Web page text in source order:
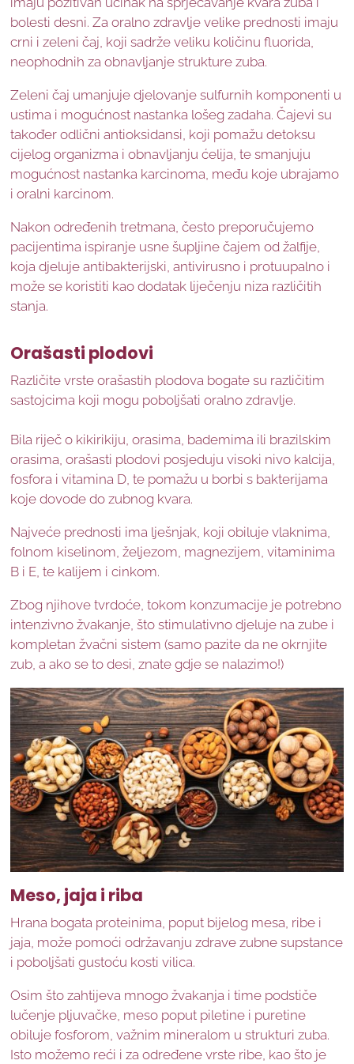
bolesti desni. Za oralno zdravlje velike prednosti imaju
crni i zeleni čaj, koji sadrže veliku količinu fluorida,
neophodnih za obnavljanje strukture zuba.
Zeleni čaj umanjuje djelovanje sulfurnih komponenti u
ustima i mogućnost nastanka lošeg zadaha. Čajevi su
također odlični antioksidansi, koji pomažu detoksu
cijelog organizma i obnavljanju ćelija, te smanjuju
mogućnost nastanka karcinoma, među koje ubrajamo
i oralni karcinom.
Nakon određenih tretmana, često preporučujemo
pacijentima ispiranje usne šupljine čajem od žalfije,
koja djeluje antibakterijski, antivirusno i protuupalno i
može se koristiti kao dodatak liječenju niza različitih
stanja.
Orašasti plodovi
Različite vrste orašastih plodova bogate su različitim
sastojcima koji mogu poboljšati oralno zdravlje.
Bila riječ o kikirikiju, orasima, bademima ili brazilskim
orasima, orašasti plodovi posjeduju visoki nivo kalcija,
fosfora i vitamina D, te pomažu u borbi s bakterijama
koje dovode do zubnog kvara.
Najveće prednosti ima lješnjak, koji obiluje vlaknima,
folnom kiselinom, željezom, magnezijem, vitaminima
B i E, te kalijem i cinkom.
Zbog njihove tvrdoće, tokom konzumacije je potrebno
intenzivno žvakanje, što stimulativno djeluje na zube i
kompletan žvačni sistem (samo pazite da ne okrnjite
zub, a ako se to desi, znate gdje se nalazimo!)
Meso, jaja i riba
Hrana bogata proteinima, poput bijelog mesa, ribe i
jaja, može pomoći održavanju zdrave zubne supstance
i poboljšati gustoću kosti vilica.
Osim što zahtijeva mnogo žvakanja i time podstiče
lučenje pljuvačke, meso poput piletine i puretine
obiluje fosforom, važnim mineralom u strukturi zuba.
Isto možemo reći i za određene vrste ribe, kao što je